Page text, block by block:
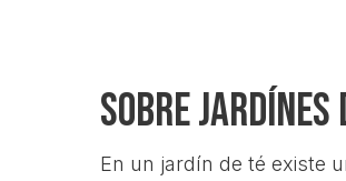
Sobre jardínes
En un jardín de té existe